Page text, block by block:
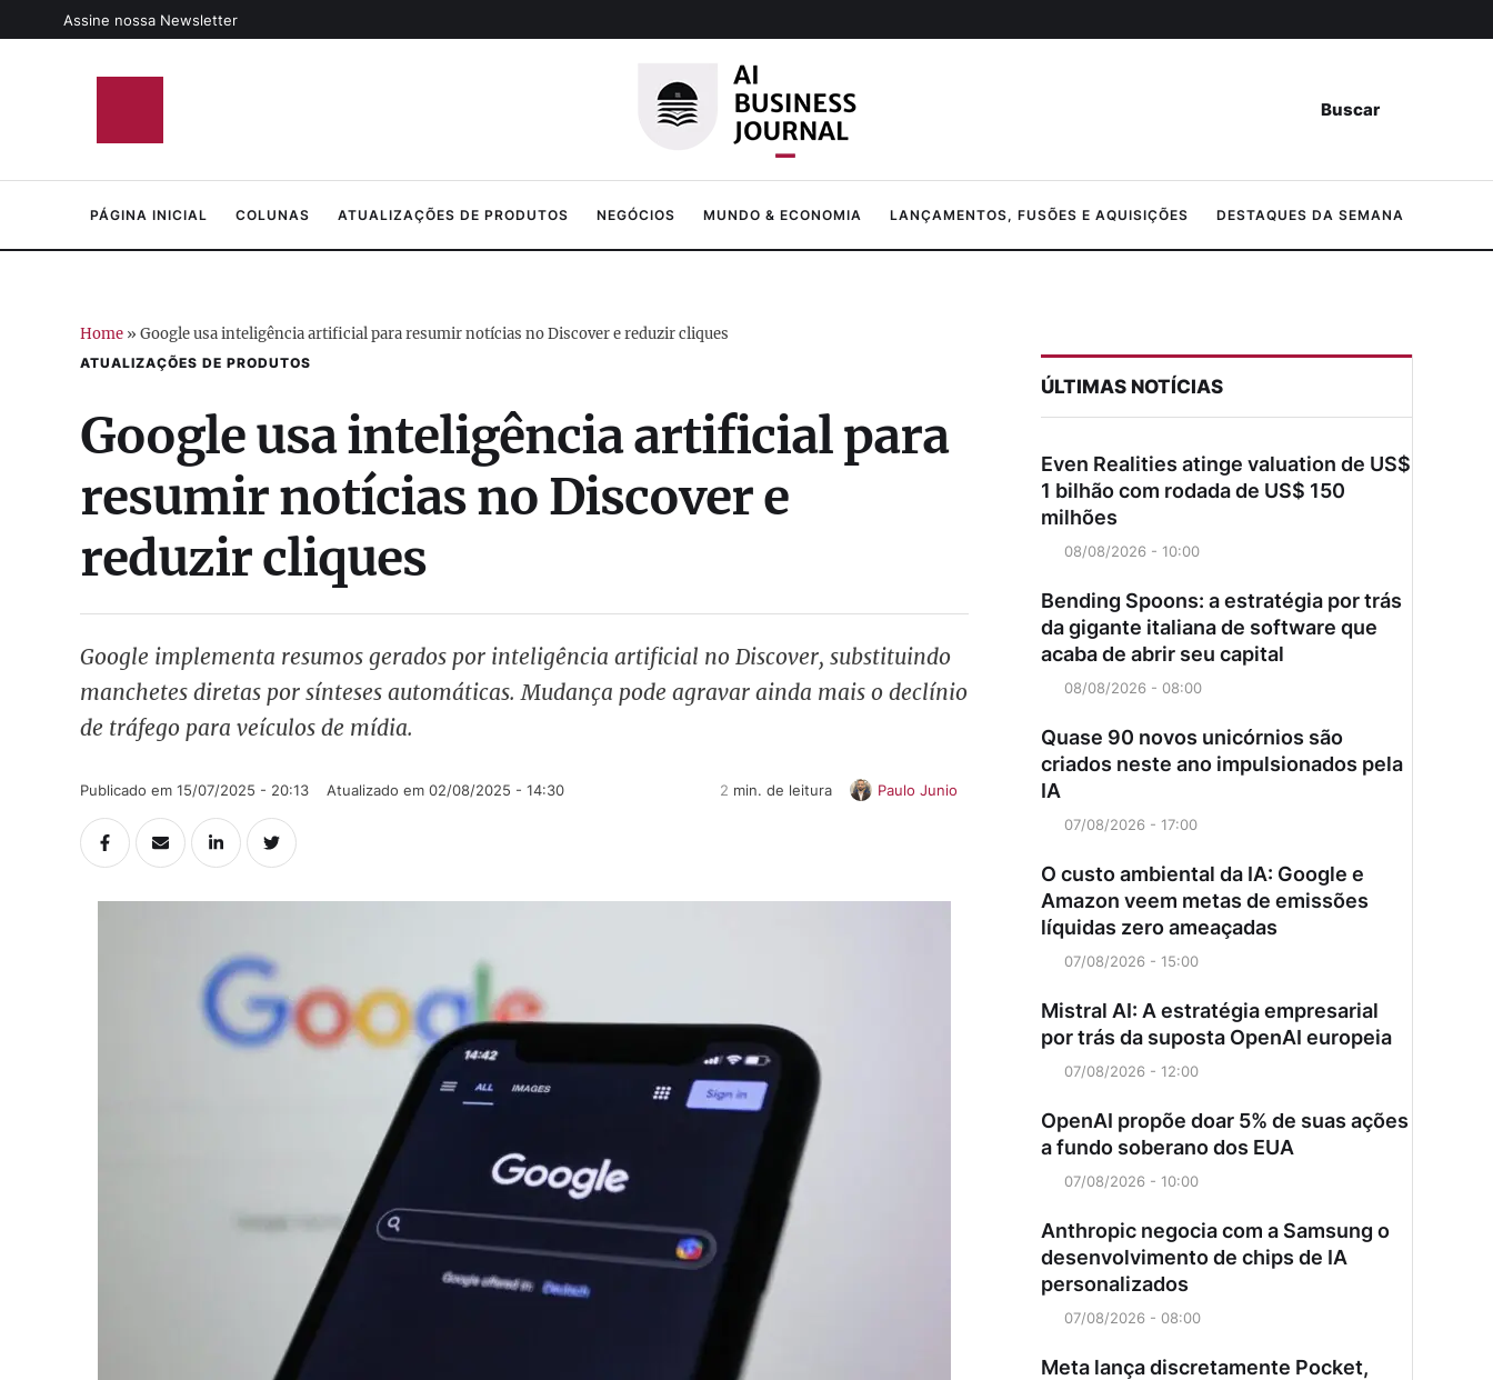
Assine nossa Newsletter
Buscar
PÁGINA INICIAL COLUNAS ATUALIZAÇÕES DE PRODUTOS NEGÓCIOS MUNDO & ECONOMIA LANÇAMENTOS, FUSÕES E AQUISIÇÕES DESTAQUES DA SEMANA
Home » Google usa inteligência artificial para resumir notícias no Discover e reduzir cliques
ATUALIZAÇÕES DE PRODUTOS
Google usa inteligência artificial para
resumir notícias no Discover e
reduzir cliques
Google implementa resumos gerados por inteligência artificial no Discover, substituindo
manchetes diretas por sínteses automáticas. Mudança pode agravar ainda mais o declínio
de tráfego para veículos de mídia.
Publicado em 15/07/2025 - 20:13 Atualizado em 02/08/2025 - 14:30 2 min. de leitura Paulo Junio
ÚLTIMAS NOTÍCIAS
Even Realities atinge valuation de US$
1 bilhão com rodada de US$ 150
milhões
08/08/2026 - 10:00
Bending Spoons: a estratégia por trás
da gigante italiana de software que
acaba de abrir seu capital
08/08/2026 - 08:00
Quase 90 novos unicórnios são
criados neste ano impulsionados pela
IA
07/08/2026 - 17:00
O custo ambiental da IA: Google e
Amazon veem metas de emissões
líquidas zero ameaçadas
07/08/2026 - 15:00
Mistral AI: A estratégia empresarial
por trás da suposta OpenAI europeia
07/08/2026 - 12:00
OpenAI propõe doar 5% de suas ações
a fundo soberano dos EUA
07/08/2026 - 10:00
Anthropic negocia com a Samsung o
desenvolvimento de chips de IA
personalizados
07/08/2026 - 08:00
Meta lança discretamente Pocket,